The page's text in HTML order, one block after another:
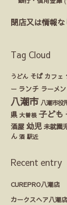
閉店又は情報な
Tag Cloud
うどん そば カフェ
ー ランチ ラーメン
八潮市 八潮市役
県 大曽根 子ども
酒屋 幼児 未就園
ん 酒 駅近
Recent entry
CUREPRO八潮店
カークスヘア八潮店